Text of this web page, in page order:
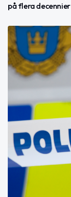
på flera decennier